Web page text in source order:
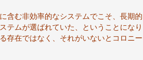
含む非効率的なシステムでこそ、長期的
テムが選ばれていた、ということになり
存在ではなく、それがいないとコロニー